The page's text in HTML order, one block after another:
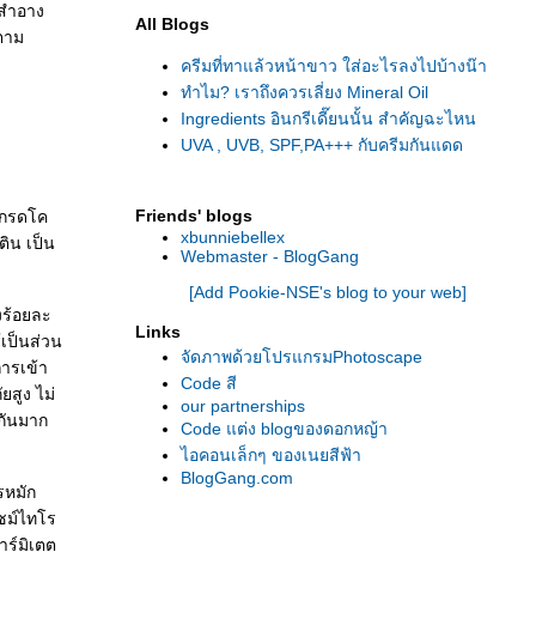
ำอาง
ม
รดโค
น เป็น
อยละ
ป็นส่วน
รเข้า
สูง ไม่
นมาก
หมัก
ม์ไทโร
ร์มิเตต
All Blogs
ครีมที่ทาแล้วหน้าขาว ใส่อะไรลงไปบ้างน๊า
ทำไม? เราถึงควรเลี่ยง Mineral Oil
Ingredients อินกรีเดี๊ยนนั้น สำคัญฉะไหน
UVA , UVB, SPF,PA+++ กับครีมกันแดด
Friends' blogs
xbunniebellex
Webmaster - BlogGang
[Add Pookie-NSE's blog to your web]
Links
จัดภาพด้วยโปรแกรมPhotoscape
Code สี
our partnerships
Code แต่ง blogของดอกหญ้า
ไอคอนเล็กๆ ของเนยสีฟ้า
BlogGang.com